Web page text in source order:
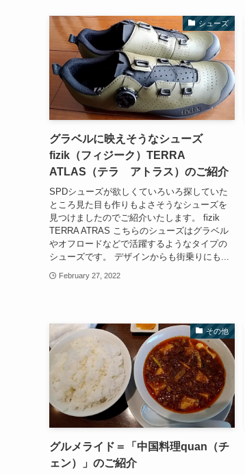
シューズ
グラベルに映えそうなシューズ
fizik（フィジーク）TERRA
ATLAS（テラ アトラス）のご紹介
SPDシューズが欲しくていろいろ探していた
ところ見た目も作りもよさそうなシューズを
見つけましたのでご紹介いたします。 fizik
TERRA ATRAS こちらのシューズはグラベル
やオフロードなどで活躍するようなタイプの
シューズです。 デザインからも街乗りにも...
February 27, 2022
その他
グルメライド＝「中国料理quan（チ
ェン）」のご紹介